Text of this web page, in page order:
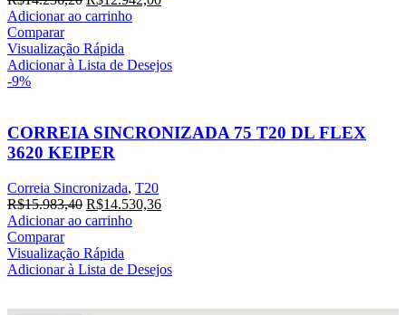
Adicionar ao carrinho
Comparar
Visualização Rápida
Adicionar à Lista de Desejos
-9%
CORREIA SINCRONIZADA 75 T20 DL FLEX
3620 KEIPER
Correia Sincronizada, T20
R$15.983,40 R$14.530,36
Adicionar ao carrinho
Comparar
Visualização Rápida
Adicionar à Lista de Desejos